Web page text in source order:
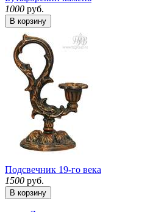
1000 руб.
В корзину
Подсвечник 19-го века
1500 руб.
В корзину